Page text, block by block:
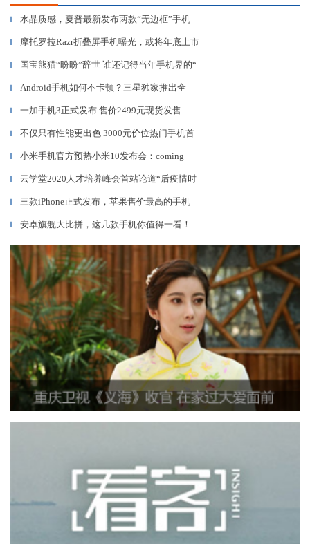
▎ 水晶质感，夏普最新发布两款“无边框”手机
▎ 摩托罗拉Razr折叠屏手机曝光，或将年底上市
▎ 国宝熊猫“盼盼”辞世 谁还记得当年手机界的“
▎ Android手机如何不卡顿？三星独家推出全
▎ 一加手机3正式发布 售价2499元现货发售
▎ 不仅只有性能更出色 3000元价位热门手机首
▎ 小米手机官方预热小米10发布会：coming
▎ 云学堂2020人才培养峰会首站论道“后疫情时
▎ 三款iPhone正式发布，苹果售价最高的手机
▎ 安卓旗舰大比拼，这几款手机你值得一看！